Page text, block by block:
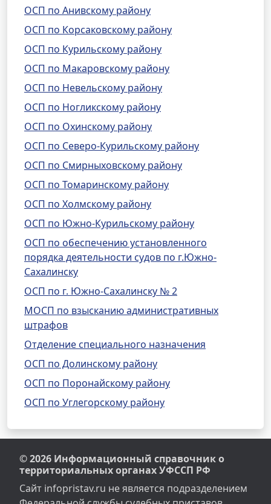
ОСП по Анивскому району
ОСП по Корсаковскому району
ОСП по Курильскому району
ОСП по Макаровскому району
ОСП по Невельскому району
ОСП по Ногликскому району
ОСП по Охинскому району
ОСП по Северо-Курильскому району
ОСП по Смирныховскому району
ОСП по Томаринскому району
ОСП по Холмскому району
ОСП по Южно-Курильскому району
ОСП по обеспечению установленного
порядка деятельности судов по г.Южно-
Сахалинску
ОСП по г. Южно-Сахалинску № 2
МОСП по взысканию административных
штрафов
Отделение специального назначения
ОСП по Долинскому району
ОСП по Поронайскому району
ОСП по Углегорскому району
© 2026 Информационный справочник о
территориальных органах УФССП РФ
Сайт infopristav.ru не является подразделением